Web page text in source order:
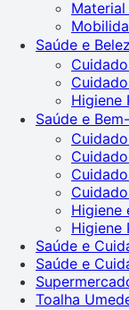
Saúde e
Higiene
Saúde e
Higiene
Higiene
Saúde e
Saúde e
Toalha